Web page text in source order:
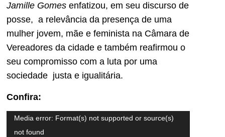
Jamille Gomes enfatizou, em seu discurso de
posse, a relevância da presença de uma
mulher jovem, mãe e feminista na Câmara de
Vereadores da cidade e também reafirmou o
seu compromisso com a luta por uma
sociedade justa e igualitária.
Confira:
Tocador
de
Media error: Format(s) not supported or source(s)
not found